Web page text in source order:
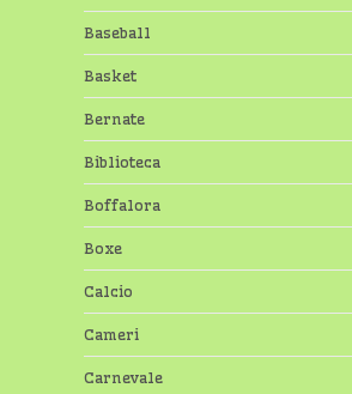
Baseball
Basket
Bernate
Biblioteca
Boffalora
Boxe
Calcio
Cameri
Carnevale